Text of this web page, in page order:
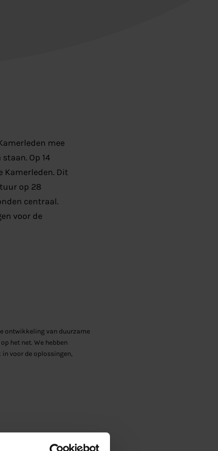
mee
Op 14
Kamerleden. Dit
op 28
centraal.
voor de
ontwikkeling van duurzame
het net. We hebben
voor de oplossingen,